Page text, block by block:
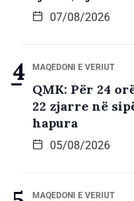
07/08/2026
MAQEDONI E VERIUT
QMK: Për 24
22 zjarre në
hapura
05/08/2026
MAQEDONI E VERIUT